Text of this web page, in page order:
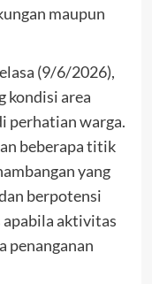
maupun
(9/6/2026),
kondisi area
perhatian warga.
beberapa titik
yang
berpotensi
apabila aktivitas
penanganan